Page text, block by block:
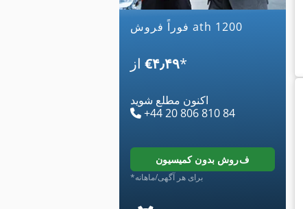
فوراً فروش ath 1200
‎€۴٫۴۹*
اکنون مطلع شوید
+44 20 806 810 84
فروش بدون کمیسیون
*برای هر آگهی/ماهانه